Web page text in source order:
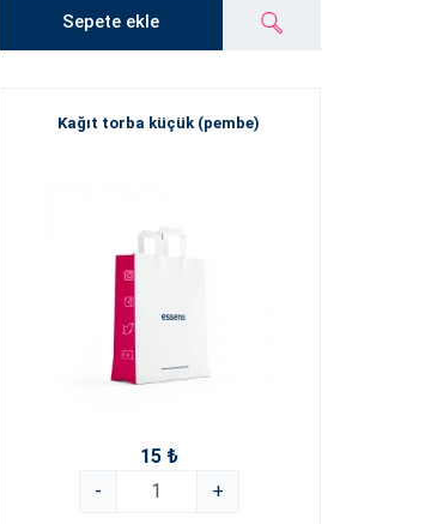
Sepete ekle
Kağıt torba küçük (pembe)
15 ₺
-
+